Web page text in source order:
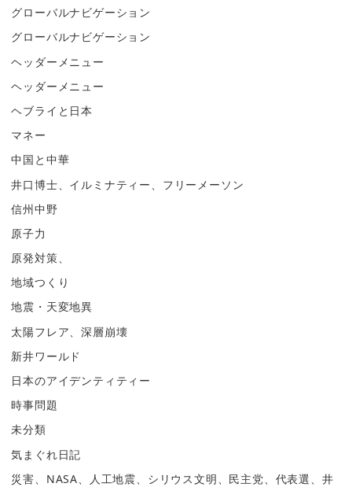
グローバルナビゲーション
グローバルナビゲーション
ヘッダーメニュー
ヘッダーメニュー
ヘブライと日本
マネー
中国と中華
井口博士、イルミナティー、フリーメーソン
信州中野
原子力
原発対策、
地域つくり
地震・天変地異
太陽フレア、深層崩壊
新井ワールド
日本のアイデンティティー
時事問題
未分類
気まぐれ日記
災害、NASA、人工地震、シリウス文明、民主党、代表選、井